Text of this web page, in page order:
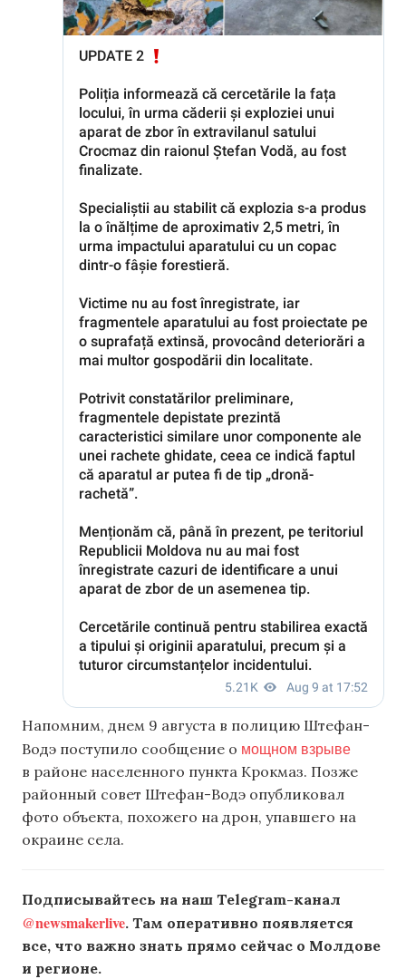
Напомним, днем 9 августа в полицию Штефан-
Водэ поступило сообщение о мощном взрыве
в районе населенного пункта Крокмаз. Позже
районный совет Штефан-Водэ опубликовал
фото объекта, похожего на дрон, упавшего на
окраине села.
Подписывайтесь на наш Telegram-канал
@newsmakerlive. Там оперативно появляется
все, что важно знать прямо сейчас о Молдове
и регионе.